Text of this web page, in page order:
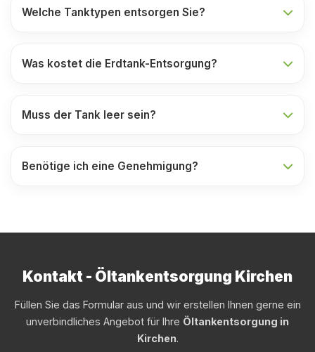
Welche Tanktypen entsorgen Sie?
Was kostet die Erdtank-Entsorgung?
Muss der Tank leer sein?
Benötige ich eine Genehmigung?
Kontakt - Öltankentsorgung Kirchen
Füllen Sie das Formular aus und wir erstellen Ihnen gerne ein
unverbindliches Angebot für Ihre Öltankentsorgung in
Kirchen.